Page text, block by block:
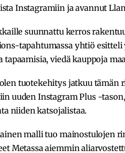
Instagramiin ja avannut
suunnattu kerros
tapahtumassa yhtiö
tapaamisia, viedä kauppoja
tuotekehitys jatkuu tämän
uuden Instagram Plus -
niiden katsojalistaa.
malli tuo mainostulojen
Metassa aiemmin